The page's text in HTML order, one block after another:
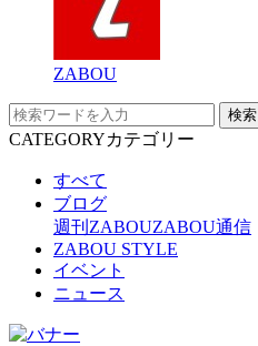
ZABOU
検索
CATEGORYカテゴリー
すべて
ブログ
週刊ZABOUZABOU通信
ZABOU STYLE
イベント
ニュース